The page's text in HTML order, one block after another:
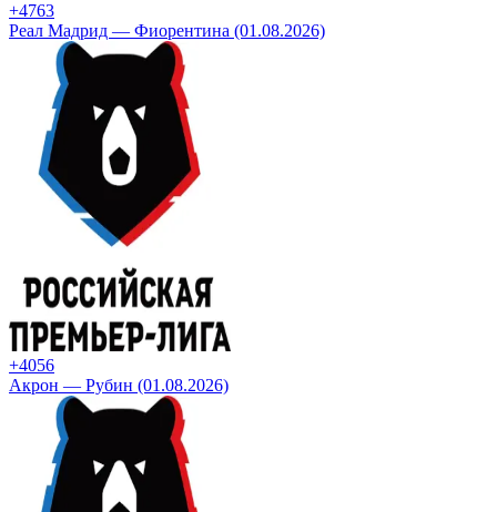
+4763
Реал Мадрид — Фиорентина (01.08.2026)
+4056
Акрон — Рубин (01.08.2026)